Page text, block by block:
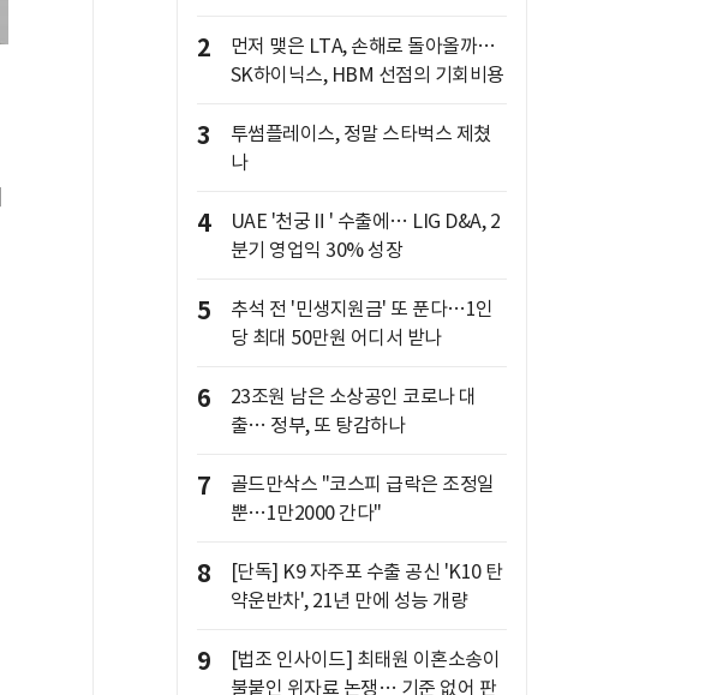
2
먼저 맺은 LTA, 손해로 돌아올까…
SK하이닉스, HBM 선점의 기회비용
3
투썸플레이스, 정말 스타벅스 제쳤
나
4
UAE '천궁Ⅱ' 수출에… LIG D&A, 2
분기 영업익 30% 성장
5
추석 전 '민생지원금' 또 푼다…1인
당 최대 50만원 어디서 받나
6
23조원 남은 소상공인 코로나 대
출… 정부, 또 탕감하나
7
골드만삭스 "코스피 급락은 조정일
뿐…1만2000 간다"
8
[단독] K9 자주포 수출 공신 'K10 탄
약운반차', 21년 만에 성능 개량
9
[법조 인사이드] 최태원 이혼소송이
불붙인 위자료 논쟁… 기준 없어 판